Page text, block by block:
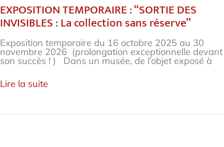
EXPOSITION TEMPORAIRE : “SORTIE DES
INVISIBLES : La collection sans réserve”
Exposition temporaire du 16 octobre 2025 au 30
novembre 2026 (prolongation exceptionnelle devant
son succès ! ) Dans un musée, de l’objet exposé à
“SORTIE
DES
INVISIBLES
:
La
collection
sans
Lire la suite